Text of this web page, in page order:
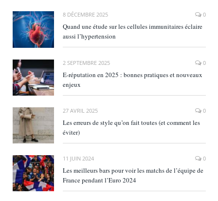
8 DÉCEMBRE 2025 0
Quand une étude sur les cellules immunitaires éclaire
aussi l’hypertension
2 SEPTEMBRE 2025 0
E‑réputation en 2025 : bonnes pratiques et nouveaux
enjeux
27 AVRIL 2025 0
Les erreurs de style qu’on fait toutes (et comment les
éviter)
11 JUIN 2024 0
Les meilleurs bars pour voir les matchs de l’équipe de
France pendant l’Euro 2024